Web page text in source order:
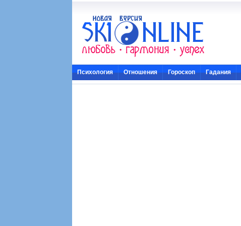
Психология Отношения Гороскоп Гадания